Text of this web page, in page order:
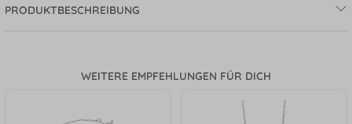
PRODUKTBESCHREIBUNG
WEITERE EMPFEHLUNGEN FÜR DICH